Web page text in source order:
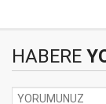
HABERE